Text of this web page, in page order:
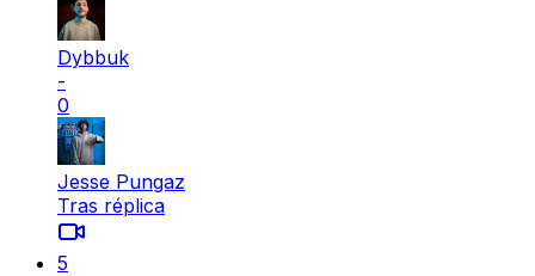
Dybbuk
-
0
Jesse Pungaz
Tras réplica
5